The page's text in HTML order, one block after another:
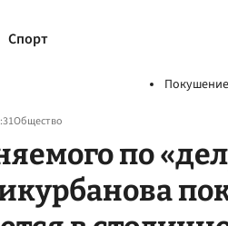
Спорт
Общество
по